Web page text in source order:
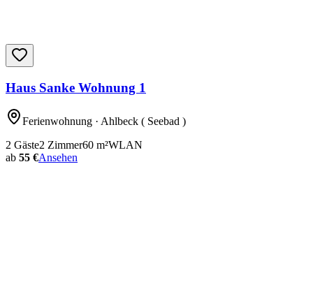
Haus Sanke Wohnung 1
Ferienwohnung · Ahlbeck ( Seebad )
2 Gäste2 Zimmer60 m²WLAN
ab 55 €Ansehen